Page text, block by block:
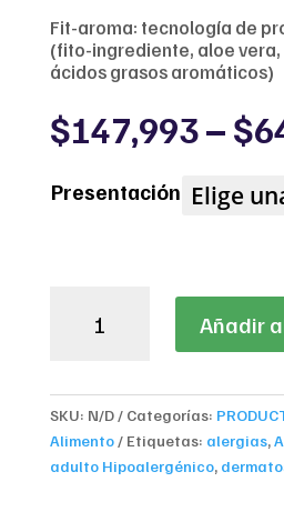
Fit-aroma: tecnología de
(fito-ingrediente, aloe
ácidos grasos aromáticos)
$147,993– $
Presentación
Vetsolution
cantidad
Añadir
SKU: N/D Categorías:
Alimento
Etiquetas: alergias,
adulto Hipoalergénico,